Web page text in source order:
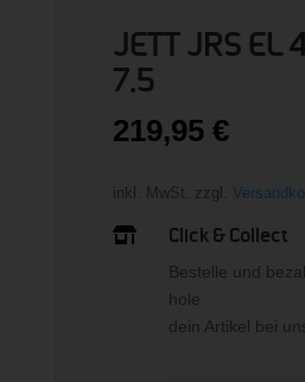
JETT JRS EL
7.5
219,95 €
inkl. MwSt. zzgl.
 Click & Collect
Bestelle und
hole
dein Artikel bei